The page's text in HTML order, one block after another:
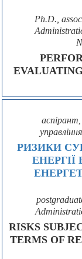
Ph.D.,
РИЗИКИ
RISKS
TERMS OF